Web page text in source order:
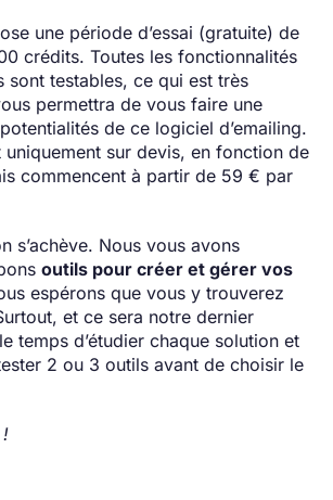
une période d’essai (gratuite) de
crédits. Toutes les fonctionnalités
sont testables, ce qui est très
permettra de vous faire une
de ce logiciel d’emailing.
sur devis, en fonction de
commencent à partir de 59 € par
s’achève. Nous vous avons
outils pour créer et gérer vos
espérons que vous y trouverez
et ce sera notre dernier
temps d’étudier chaque solution et
2 ou 3 outils avant de choisir le
!